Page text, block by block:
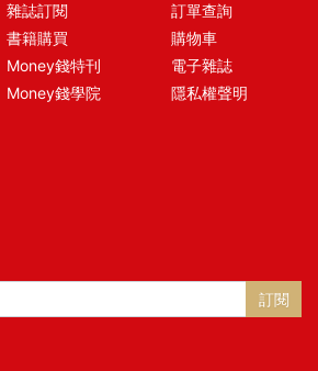
雜誌訂閱
書籍購買
Money錢特刊
Money錢學院
訂單查詢
購物車
電子雜誌
隱私權聲明
訂閱